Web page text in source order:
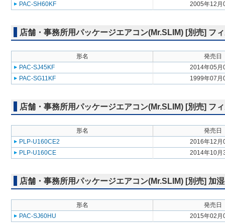
PAC-SH60KF
2005年12月
店舗・事務所用パッケージエアコン(Mr.SLIM) [別売] フ
形名
発売日
PAC-SJ45KF
2014年05月
PAC-SG11KF
1999年07月
店舗・事務所用パッケージエアコン(Mr.SLIM) [別売] フ
形名
発売日
PLP-U160CE2
2016年12月
PLP-U160CE
2014年10月
店舗・事務所用パッケージエアコン(Mr.SLIM) [別売] 加
形名
発売日
PAC-SJ60HU
2015年02月